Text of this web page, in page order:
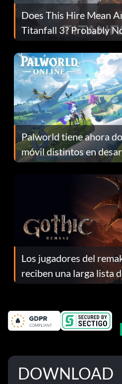
Does This Hire Mean
Titanfall 3? Probably
Fans Are Hopeful
Palworld tiene ahora
móvil distintos en
continuación te
Los jugadores del
reciben una larga lista
el parche 1.0.4
DOWNLOAD